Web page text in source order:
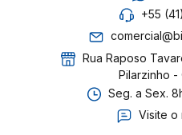
+55
Rua Raposo
Pilarzinho -
Seg. a Sex.
Visite o